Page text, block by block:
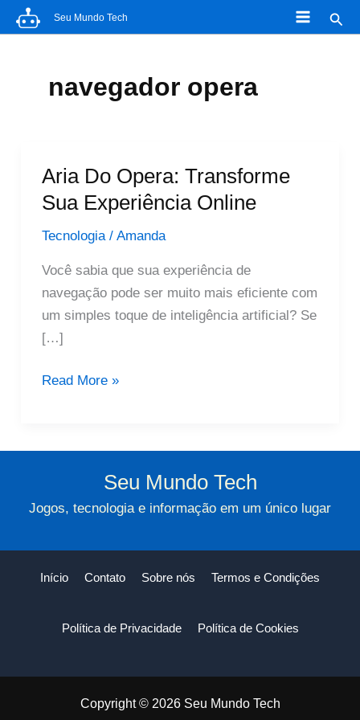
para
Seu Mundo Tech
navegador opera
Aria Do Opera: Transforme
Sua Experiência Online
Tecnologia/ Amanda
Você sabia que sua experiência de
navegação pode ser muito mais eficiente com
um simples toque de inteligência artificial? Se
[…]
Aria
Transforme
Experiência
Online
Read More »
Seu Mundo Tech
Jogos, tecnologia e informação em um único lugar
Início Contato Sobre nós Termos e Condições
Política de Privacidade Política de Cookies
Copyright © 2026 Seu Mundo Tech